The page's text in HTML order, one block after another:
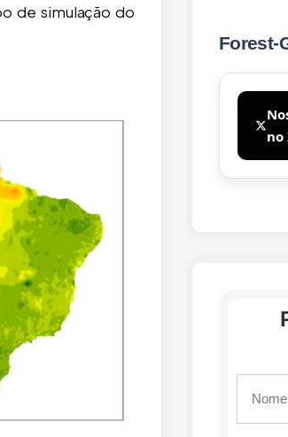
de simulação do
Forest-
no